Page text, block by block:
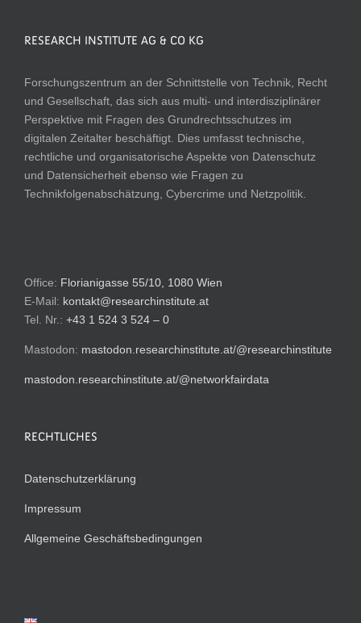
RESEARCH INSTITUTE AG & CO KG
Forschungszentrum an der Schnittstelle von Technik, Recht
und Gesellschaft, das sich aus multi- und interdisziplinärer
Perspektive mit Fragen des Grundrechtsschutzes im
digitalen Zeitalter beschäftigt. Dies umfasst technische,
rechtliche und organisatorische Aspekte von Datenschutz
und Datensicherheit ebenso wie Fragen zu
Technikfolgenabschätzung, Cybercrime und Netzpolitik.
Office: Florianigasse 55/10, 1080 Wien
E-Mail: kontakt@researchinstitute.at
Tel. Nr.: +43 1 524 3 524 – 0
Mastodon: mastodon.researchinstitute.at/@researchinstitute
mastodon.researchinstitute.at/@networkfairdata
RECHTLICHES
Datenschutzerklärung
Impressum
Allgemeine Geschäftsbedingungen